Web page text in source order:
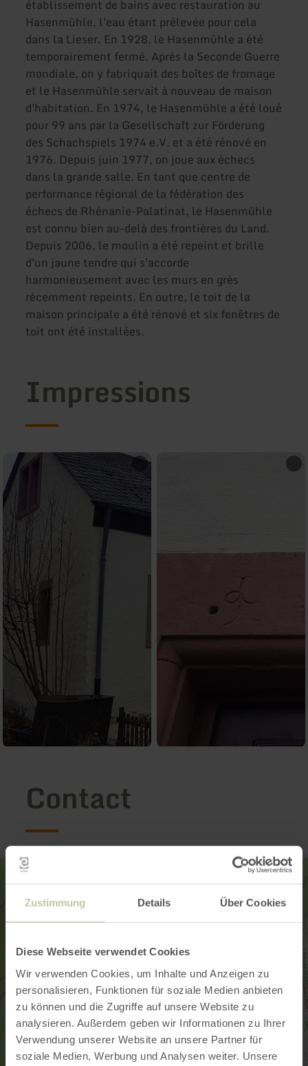
Zustimmung Details Über Cookies
Diese Webseite verwendet Cookies
Wir verwenden Cookies, um Inhalte und Anzeigen zu
personalisieren, Funktionen für soziale Medien anbieten
zu können und die Zugriffe auf unsere Website zu
analysieren. Außerdem geben wir Informationen zu Ihrer
Verwendung unserer Website an unsere Partner für
soziale Medien, Werbung und Analysen weiter. Unsere
établissement de bains avec restauration au
Hasenmühle, l'eau étant prélevée pour cela
dans la Lieser. En 1928, le Hasenmühle a été
temporairement fermé. Après la Seconde Guerre
mondiale, on y fabriquait des boîtes de fromage
et le Hasenmühle servait à nouveau de maison
d'habitation. En 1974, le Hasenmühle a été loué
pour 99 ans par la Gesellschaft zur Förderung
des Schachspiels 1974 e.V. et a été rénové en
1976. Depuis juin 1977, on joue aux échecs
dans la grande salle. En tant que centre de
performance régional de la fédération des
échecs de Rhénanie-Palatinat, le Hasenmühle
est connu bien au-delà des frontières du Land.
Depuis 2006, le moulin a été repeint et brille
d'un jaune tendre qui s'accorde
harmonieusement avec les murs en grès
récemment repeints. En outre, le toit de la
maison principale a été rénové et six fenêtres de
toit ont été installées.
Impressions
Contact